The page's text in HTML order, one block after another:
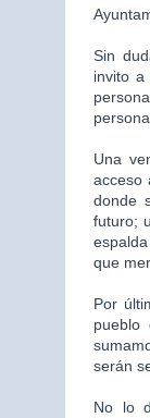
Sin
invito
Una
acceso
donde
futuro;
que
Por
pueblo
serán
No lo